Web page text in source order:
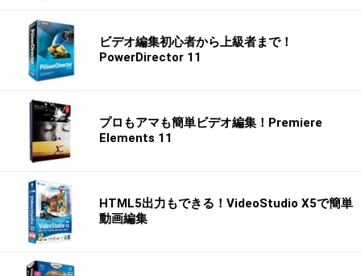
ビデオ編集初心者から上級者まで！
PowerDirector 11
プロもアマも簡単ビデオ編集！Premiere
Elements 11
HTML5出力もできる！VideoStudio X5で簡単
動画編集